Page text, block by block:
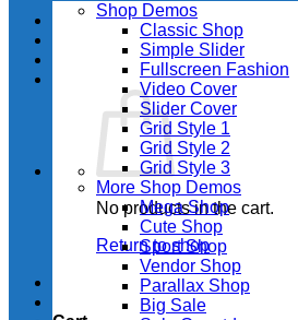
No products in the cart.
Return to shop
Shop Demos
Classic Shop
Simple Slider
Fullscreen Fashion
Video Cover
Slider Cover
Grid Style 1
Grid Style 2
Grid Style 3
More Shop Demos
Mega Shop
Cute Shop
Sport Shop
Vendor Shop
Parallax Shop
Big Sale